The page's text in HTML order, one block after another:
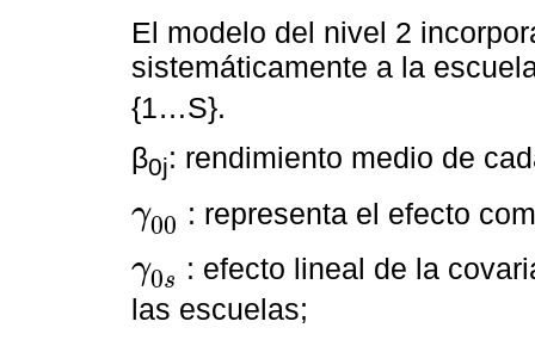
El modelo del nivel 2
sistemáticamente a la
{1…S}.
β0j: rendimiento medio de
γ00
γ 00 : representa el efecto
γ0s
γ 0s
: efecto lineal de la
las escuelas;